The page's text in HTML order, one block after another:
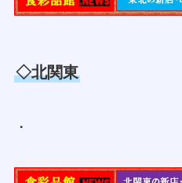
◇北関東
・